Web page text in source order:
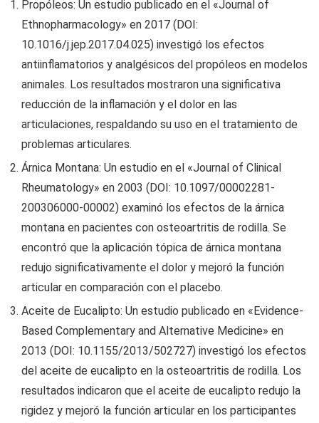
Propóleos: Un estudio publicado en el «Journal of
Ethnopharmacology» en 2017 (DOI:
10.1016/j.jep.2017.04.025) investigó los efectos
antiinflamatorios y analgésicos del propóleos en modelos
animales. Los resultados mostraron una significativa
reducción de la inflamación y el dolor en las
articulaciones, respaldando su uso en el tratamiento de
problemas articulares.
Árnica Montana: Un estudio en el «Journal of Clinical
Rheumatology» en 2003 (DOI: 10.1097/00002281-
200306000-00002) examinó los efectos de la árnica
montana en pacientes con osteoartritis de rodilla. Se
encontró que la aplicación tópica de árnica montana
redujo significativamente el dolor y mejoró la función
articular en comparación con el placebo.
Aceite de Eucalipto: Un estudio publicado en «Evidence-
Based Complementary and Alternative Medicine» en
2013 (DOI: 10.1155/2013/502727) investigó los efectos
del aceite de eucalipto en la osteoartritis de rodilla. Los
resultados indicaron que el aceite de eucalipto redujo la
rigidez y mejoró la función articular en los participantes